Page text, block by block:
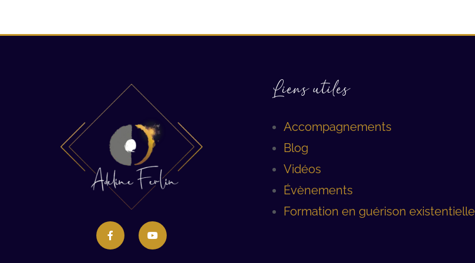
Liens utiles
Accompagnements
Blog
Vidéos
Évènements
Formation en guérison existentielle